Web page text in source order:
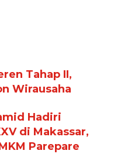
Tahap II,
Wirausaha
Hadiri
di Makassar,
Parepare